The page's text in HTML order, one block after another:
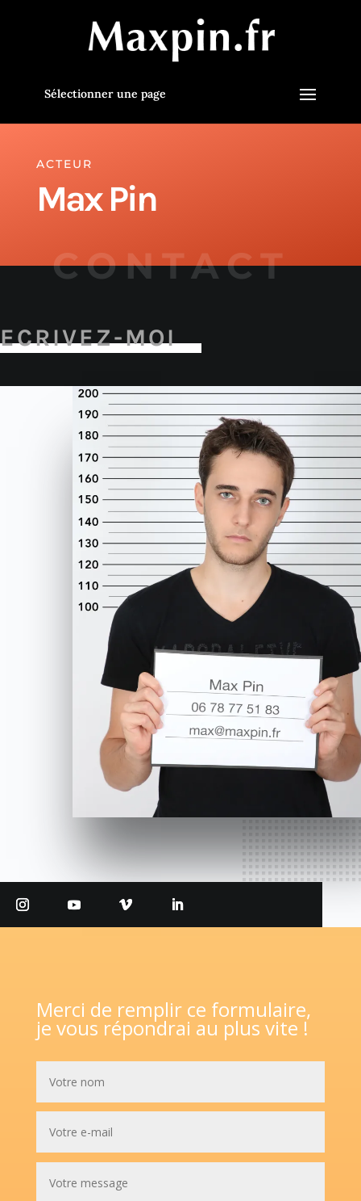
Sélectionner une page
ACTEUR
Max Pin
CONTACT
ECRIVEZ-MOI
Merci de remplir ce formulaire,
je vous répondrai au plus vite !